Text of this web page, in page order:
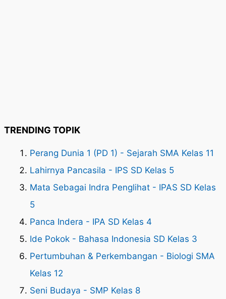
TRENDING TOPIK
Perang Dunia 1 (PD 1) - Sejarah SMA Kelas 11
Lahirnya Pancasila - IPS SD Kelas 5
Mata Sebagai Indra Penglihat - IPAS SD Kelas
5
Panca Indera - IPA SD Kelas 4
Ide Pokok - Bahasa Indonesia SD Kelas 3
Pertumbuhan & Perkembangan - Biologi SMA
Kelas 12
Seni Budaya - SMP Kelas 8